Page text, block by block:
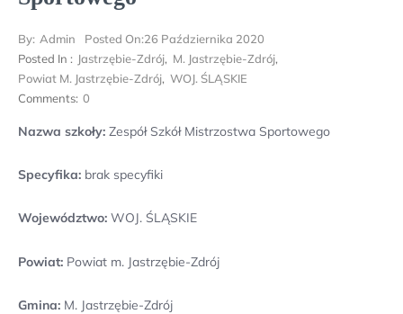
By: Admin Posted On:26 Października 2020
Posted In : Jastrzębie-Zdrój, M. Jastrzębie-Zdrój,
Powiat M. Jastrzębie-Zdrój, WOJ. ŚLĄSKIE
Comments: 0
Nazwa szkoły: Zespół Szkół Mistrzostwa Sportowego
Specyfika: brak specyfiki
Województwo: WOJ. ŚLĄSKIE
Powiat: Powiat m. Jastrzębie-Zdrój
Gmina: M. Jastrzębie-Zdrój